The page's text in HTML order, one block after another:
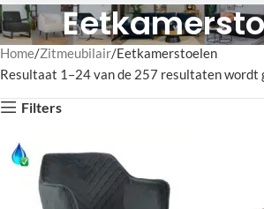
Gratis verzending
Gratis afhalen
Showroom bij fabriek
Home Zitmeubilair Eetkamerstoelen
Resultaat 1–24 van de 257 resultaten wordt
Filters